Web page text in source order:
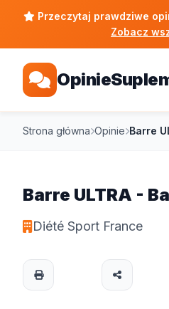
Przeczytaj prawdziwe
Zobacz
Strona główna Opinie Barre
Barre ULTRA -
Diété Sport France